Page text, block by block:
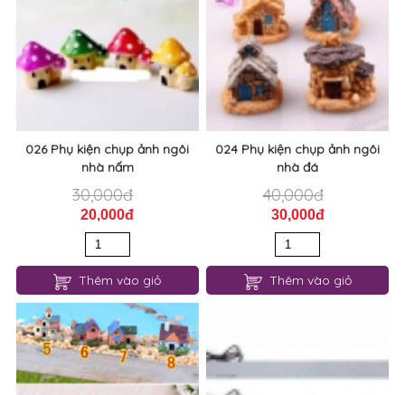
026 Phụ kiện chụp ảnh ngôi
nhà nấm
30,000đ
20,000đ
Thêm vào giỏ
024 Phụ kiện chụp ảnh ngôi
nhà đá
40,000đ
30,000đ
Thêm vào giỏ